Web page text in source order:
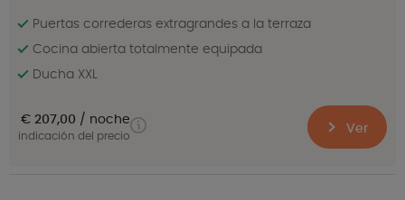
Puertas correderas extragrandes a la terraza
Cocina abierta totalmente equipada
Ducha XXL
€ 207,00 noche
indicación del precio Ver